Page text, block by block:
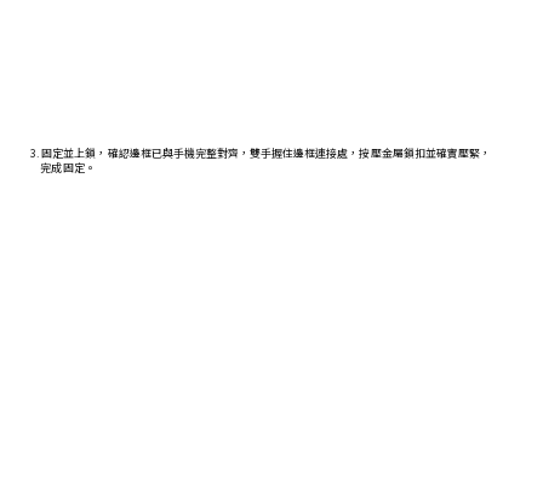
3. 固定並上鎖，確認邊框已與手機完整對齊，雙手握住邊框連接處，按壓金屬鎖扣並確實壓緊，
完成固定。